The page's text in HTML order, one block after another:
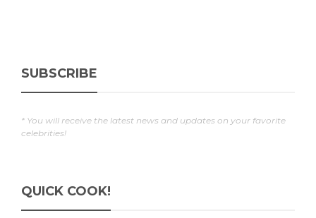
SUBSCRIBE
* You will receive the latest news and updates on your favorite
celebrities!
QUICK COOK!